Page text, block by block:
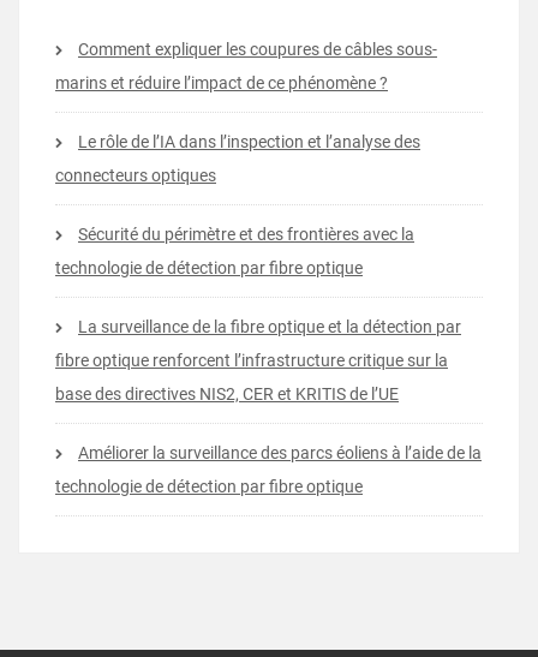
Comment expliquer les coupures de câbles sous-
marins et réduire l’impact de ce phénomène ?
Le rôle de l’IA dans l’inspection et l’analyse des
connecteurs optiques
Sécurité du périmètre et des frontières avec la
technologie de détection par fibre optique
La surveillance de la fibre optique et la détection par
fibre optique renforcent l’infrastructure critique sur la
base des directives NIS2, CER et KRITIS de l’UE
Améliorer la surveillance des parcs éoliens à l’aide de la
technologie de détection par fibre optique